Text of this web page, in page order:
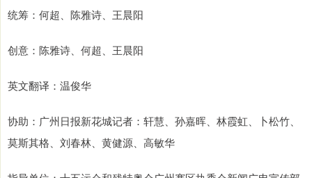
统筹：何超、陈雅诗、王晨阳
创意：陈雅诗、何超、王晨阳
英文翻译：温俊华
协助：广州日报新花城记者：轩慧、孙嘉晖、林霞虹、卜松竹、
莫斯其格、刘春林、黄健源、高敏华